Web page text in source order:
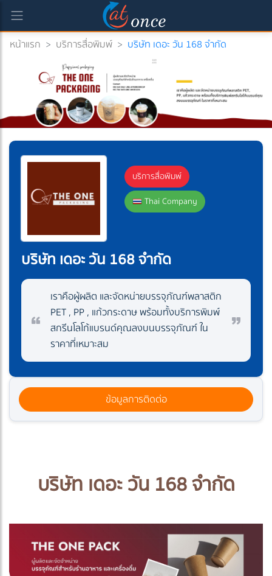
หน้าแรก > บริการสื่อพิมพ์ > บริษัท เดอะ วัน 168 จำกัด
บริการสื่อพิมพ์
Thai Company
บริษัท เดอะ วัน 168 จำกัด
เราคือผู้ผลิต และจัดหน่ายบรรจุภัณฑ์พลาสติก
PET , PP , แก้วกระดาษ พร้อมทั้งบริการพิมพ์
สกรีนโลโก้แบรนด์คุณลงบนบรรจุภัณฑ์ ใน
ราคาที่เหมาะสม
ข้อมูลการติดต่อ
บริษัท เดอะ วัน 168 จำกัด